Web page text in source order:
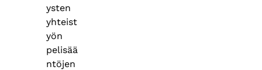
ysten
yhteist
yön
pelisää
ntöjen